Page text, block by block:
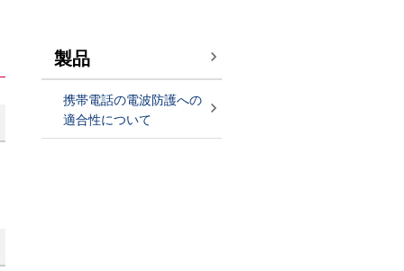
製品
携帯電話の電波防護への
適合性について